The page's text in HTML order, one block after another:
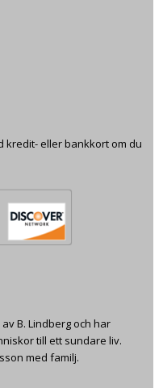
kredit- eller bankkort om du
B. Lindberg och har
till ett sundare liv.
med familj.